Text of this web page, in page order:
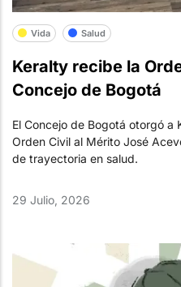
Vida Salud
Keralty recibe la
Concejo de Bogotá
El Concejo de Bogotá otorgó a
Orden Civil al Mérito José
de trayectoria en salud.
29 Julio, 2026